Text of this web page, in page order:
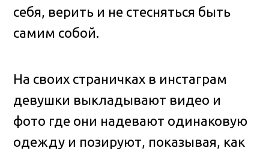
себя, верить и не стесняться быть
самим собой.
На своих страничках в инстаграм
девушки выкладывают видео и
фото где они надевают одинаковую
одежду и позируют, показывая, как